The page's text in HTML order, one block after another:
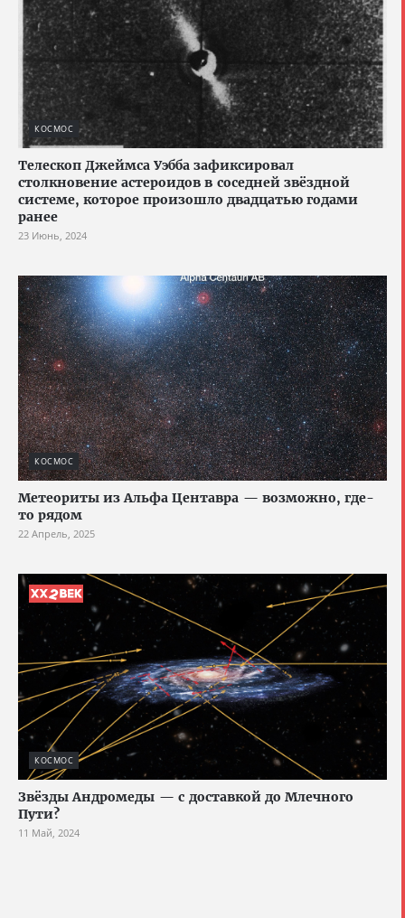
КОСМОС
Телескоп Джеймса Уэбба зафиксировал
столкновение астероидов в соседней звёздной
системе, которое произошло двадцатью годами
ранее
23 Июнь, 2024
КОСМОС
Метеориты из Альфа Центавра — возможно, где-
то рядом
22 Апрель, 2025
КОСМОС
Звёзды Андромеды — с доставкой до Млечного
Пути?
11 Май, 2024